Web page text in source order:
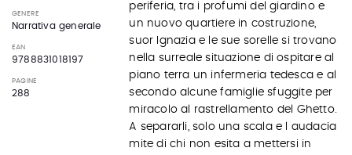
GENERE
Narrativa generale
EAN
9788831018197
PAGINE
288
periferia, tra i profumi del giardino e
un nuovo quartiere in costruzione,
suor Ignazia e le sue sorelle si trovano
nella surreale situazione di ospitare al
piano terra un infermeria tedesca e al
secondo alcune famiglie sfuggite per
miracolo al rastrellamento del Ghetto.
A separarli, solo una scala e l audacia
mite di chi non esita a mettersi in